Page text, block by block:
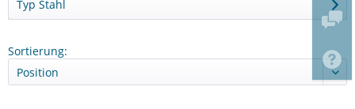
Typ Stahl
Sortierung: